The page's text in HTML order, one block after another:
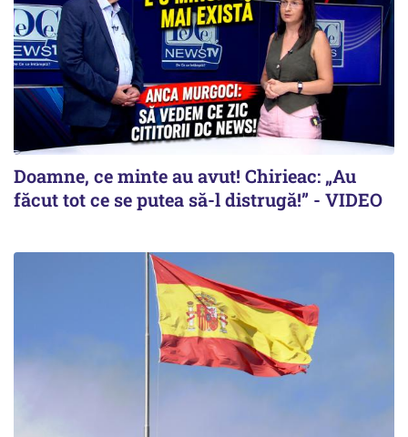
Doamne, ce minte au avut! Chirieac: „Au
făcut tot ce se putea să-l distrugă!” - VIDEO